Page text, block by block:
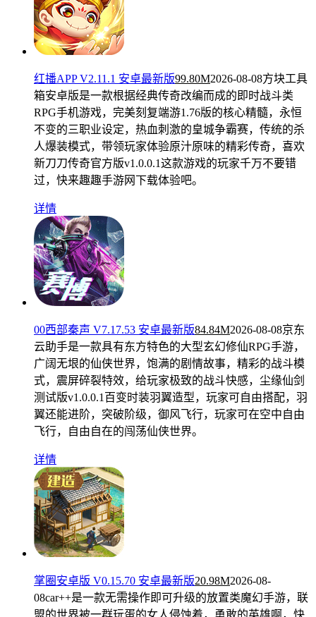
红播APP V2.11.1 安卓最新版99.80M2026-08-08方块工具
箱安卓版是一款根据经典传奇改编而成的即时战斗类
RPG手机游戏，完美刻复端游1.76版的核心精髓，永恒
不变的三职业设定，热血刺激的皇城争霸赛，传统的杀
人爆装模式，带领玩家体验原汁原味的精彩传奇，喜欢
新刀刀传奇官方版v1.0.0.1这款游戏的玩家千万不要错
过，快来趣趣手游网下载体验吧。
详情
00西部秦声 V7.17.53 安卓最新版84.84M2026-08-08京东
云助手是一款具有东方特色的大型玄幻修仙RPG手游，
广阔无垠的仙侠世界，饱满的剧情故事，精彩的战斗模
式，震屏碎裂特效，给玩家极致的战斗快感，尘缘仙剑
测试版v1.0.0.1百变时装羽翼造型，玩家可自由搭配，羽
翼还能进阶，突破阶级，御风飞行，玩家可在空中自由
飞行，自由自在的闯荡仙侠世界。
详情
掌圈安卓版 V0.15.70 安卓最新版20.98M2026-08-
08car++是一款无需操作即可升级的放置类魔幻手游，联
盟的世界被一群玩蛋的女人侵蚀着，勇敢的英雄啊，快